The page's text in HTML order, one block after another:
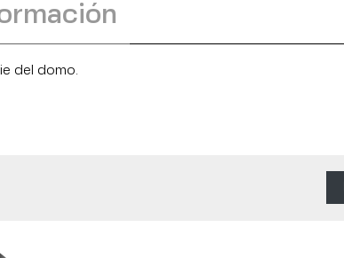
del domo.